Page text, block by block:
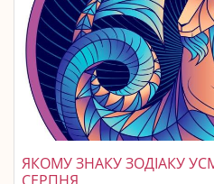
ЯКОМУ ЗНАКУ ЗОДІАКУ